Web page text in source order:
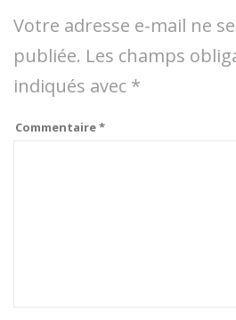
Votre adresse e-mail ne
publiée. Les champs
indiqués avec *
Commentaire*